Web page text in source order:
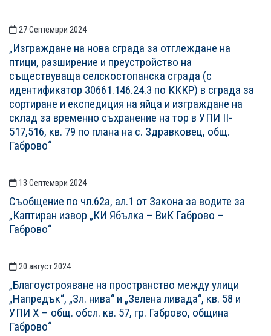
27 Септември 2024
„Изграждане на нова сграда за отглеждане на
птици, разширение и преустройство на
съществуваща селскостопанска сграда (с
идентификатор 30661.146.24.3 по КККР) в сграда за
сортиране и експедиция на яйца и изграждане на
склад за временно съхранение на тор в УПИ II-
517,516, кв. 79 по плана на с. Здравковец, общ.
Габрово“
13 Септември 2024
Съобщение по чл.62а, ал.1 от Закона за водите за
„Каптиран извор „КИ Ябълка – ВиК Габрово –
Габрово“
20 август 2024
„Благоустрояване на пространство между улици
„Напредък“, „Зл. нива“ и „Зелена ливада“, кв. 58 и
УПИ X – общ. обсл. кв. 57, гр. Габрово, община
Габрово“